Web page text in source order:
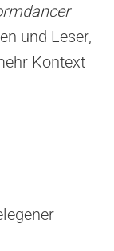
und Leser,
Kontext